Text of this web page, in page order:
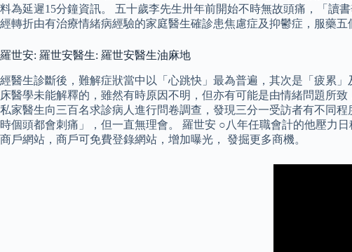
料為延遲15分鐘資訊。 五十歲李先生卅年前開始不時無故頭痛，「讀
經轉折由有治療情緒病經驗的家庭醫生確診患焦慮症及抑鬱症，服藥五
羅世安: 羅世安醫生: 羅世安醫生油麻地
經醫生診斷後，難解症狀當中以「心跳快」最為普遍，其次是「疲累
床醫學未能解釋的，雖然有時原因不明，但亦有可能是由情緒問題所
私家醫生向三百名求診病人進行問卷調查，發現三分一受訪者有不同
時個頭都會刺痛」，但一直無理會。 羅世安 ○八年任職會計的他壓力
商戶網站，商戶可免費登錄網站，增加曝光， 發掘更多商機。